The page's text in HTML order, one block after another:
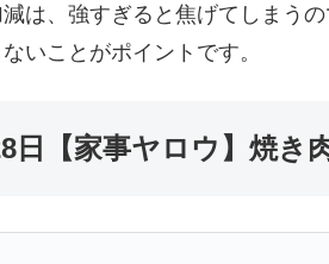
減は、強すぎると焦げてしまう
いことがポイントです。
日【家事ヤロウ】焼き